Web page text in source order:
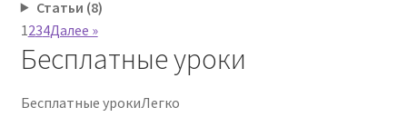
Статьи (8)
1234Далее »
Бесплатные уроки
Бесплатные урокиЛегко